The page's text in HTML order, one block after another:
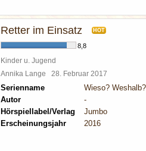
Retter im Einsatz HOT
8,8
Kinder u. Jugend
Annika Lange 28. Februar 2017
Serienname
Wieso?
Autor
-
Hörspiellabel/Verlag
Jumbo
Erscheinungsjahr
2016